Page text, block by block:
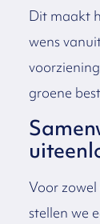
Dit maakt
wens
groene
Voor zowel
stellen we